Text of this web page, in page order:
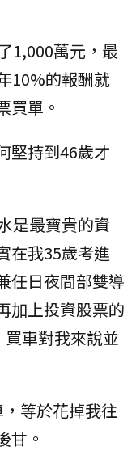
1,000萬元，最
10%的報酬就
買單。
堅持到46歲才
是最寶貴的資
在我35歲考進
任日夜間部雙導
加上投資股票的
車對我來說並
等於花掉我往
甘。